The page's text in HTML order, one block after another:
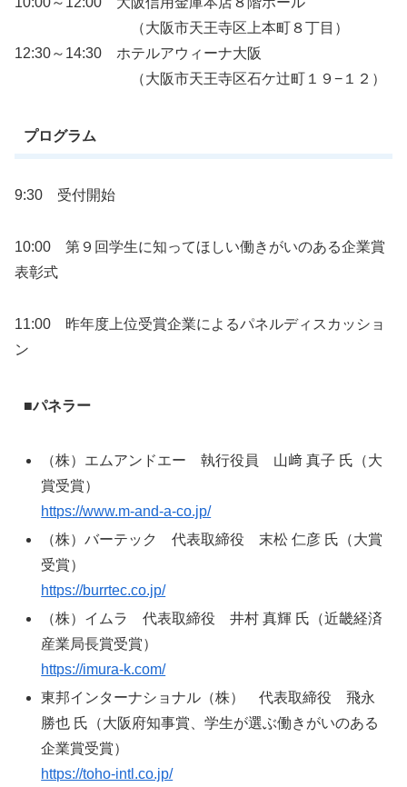
（大阪市天王寺区上本町８丁目）
12:30～14:30 ホテルアウィーナ大阪
（大阪市天王寺区石ケ辻町１９−１２）
プログラム
9:30 受付開始
10:00 第９回学生に知ってほしい働きがいのある企業賞
表彰式
11:00 昨年度上位受賞企業によるパネルディスカッショ
ン
■パネラー
（株）エムアンドエー 執行役員 山﨑 真子 氏（大
賞受賞）
https://www.m-and-a-co.jp/
（株）バーテック 代表取締役 末松 仁彦 氏（大賞
受賞）
https://burrtec.co.jp/
（株）イムラ 代表取締役 井村 真輝 氏（近畿経済
産業局長賞受賞）
https://imura-k.com/
東邦インターナショナル（株） 代表取締役 飛永
勝也 氏（大阪府知事賞、学生が選ぶ働きがいのある
企業賞受賞）
https://toho-intl.co.jp/